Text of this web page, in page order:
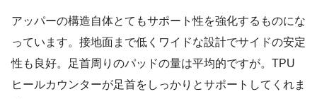
アッパーの構造自体とてもサポート性を強化するものにな
っています。接地面まで低くワイドな設計でサイドの安定
性も良好。足首周りのパッドの量は平均的ですが。TPU
ヒールカウンターが足首をしっかりとサポートしてくれま